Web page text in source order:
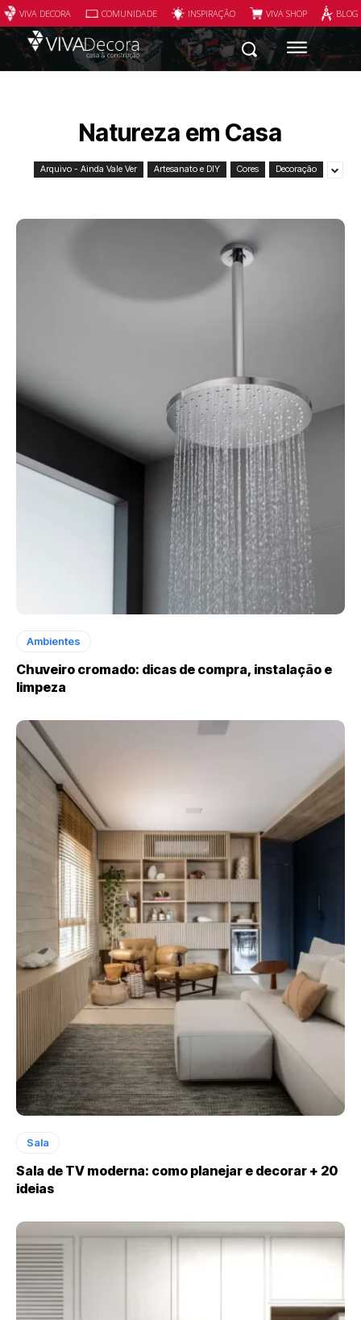
VIVA DECORA COMUNIDADE INSPIRAÇÃO VIVA SHOP
Natureza em Casa
Arquivo - Ainda Vale Ver Artesanato e DIY Cores Decoração
Ambientes
Chuveiro cromado: dicas de compra, instalação e
limpeza
Sala
Sala de TV moderna: como planejar e decorar + 20
ideias